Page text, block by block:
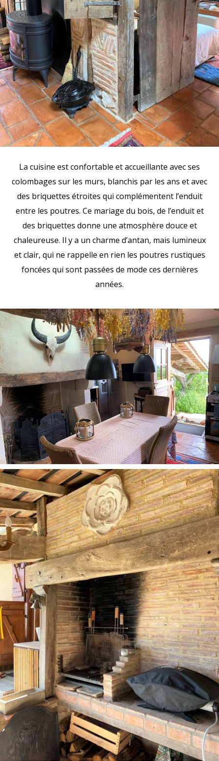
La cuisine est confortable et accueillante avec ses
colombages sur les murs, blanchis par les ans et avec
des briquettes étroites qui complémentent l’enduit
entre les poutres. Ce mariage du bois, de l’enduit et
des briquettes donne une atmosphère douce et
chaleureuse. Il y a un charme d’antan, mais lumineux
et clair, qui ne rappelle en rien les poutres rustiques
foncées qui sont passées de mode ces dernières
années.